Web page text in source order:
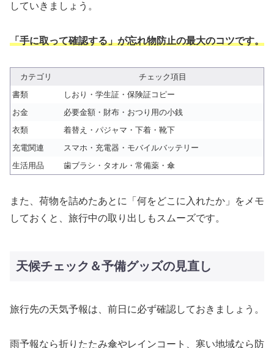
していきましょう。
「手に取って確認する」が忘れ物防止の最大のコツです。
カテゴリ
チェック項目
書類
しおり・学生証・保険証コピー
お金
必要金額・財布・おつり用の小銭
衣類
着替え・パジャマ・下着・靴下
充電関連
スマホ・充電器・モバイルバッテリー
生活用品
歯ブラシ・タオル・常備薬・傘
また、荷物を詰めたあとに「何をどこに入れたか」をメモ
しておくと、旅行中の取り出しもスムーズです。
天候チェック＆予備グッズの見直し
旅行先の天気予報は、前日に必ず確認しておきましょう。
雨予報なら折りたたみ傘やレインコート、寒い地域なら防